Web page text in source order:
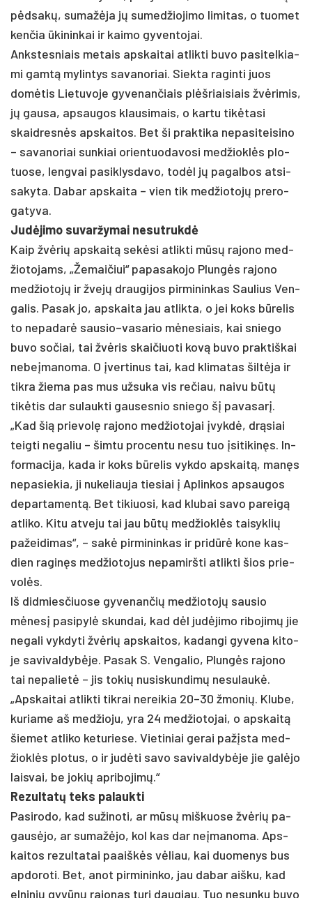
pėdsakų, su­mažė­ja jų su­med­žio­ji­mo li­mi­tas, o tuo­met
ken­čia ūki­nin­kai ir kai­mo gy­ven­to­jai.
Anks­tes­niais me­tais ap­skai­tai at­lik­ti bu­vo pa­si­tel­kia­
mi gamtą my­lin­tys sa­va­no­riai. Siek­ta ra­gin­ti juos
domė­tis Lie­tu­vo­je gy­ve­nan­čiais plėšriai­siais žvėri­mis,
jų gau­sa, ap­sau­gos klau­si­mais, o kar­tu tikė­ta­si
skaid­resnės ap­skai­tos. Bet ši pra­kti­ka ne­pa­si­tei­si­no
– sa­va­no­riai sun­kiai orien­tuo­da­vo­si med­žioklės plo­
tuo­se, leng­vai pa­si­klys­da­vo, todėl jų pa­gal­bos at­si­
sa­ky­ta. Da­bar ap­skai­ta – vien tik med­žio­tojų pre­ro­
ga­ty­va.
Judė­ji­mo su­var­žy­mai ne­sut­rukdė
Kaip žvėrių ap­skaitą sekė­si at­lik­ti mūsų ra­jo­no med­
žio­to­jams, „Že­mai­čiui“ pa­pa­sa­ko­jo Plungės ra­jo­no
med­žio­tojų ir žvejų drau­gi­jos pir­mi­nin­kas Sau­lius Ven­
ga­lis. Pa­sak jo, ap­skai­ta jau at­lik­ta, o jei koks būre­lis
to ne­pa­darė sausio–vasario mėne­siais, kai snie­go
bu­vo so­čiai, tai žvėris skai­čiuo­ti kovą bu­vo pra­ktiš­kai
ne­beį­ma­no­ma. O įver­ti­nus tai, kad kli­ma­tas šiltė­ja ir
tik­ra žie­ma pas mus už­su­ka vis re­čiau, nai­vu būtų
tikė­tis dar su­lauk­ti gau­ses­nio snie­go šį pa­va­sarį.
„Kad šią prie­volę ra­jo­no med­žio­to­jai įvykdė, drąsiai
teig­ti ne­ga­liu – šim­tu pro­cen­tu ne­su tuo įsi­ti­kinęs. In­
for­ma­ci­ja, ka­da ir koks būre­lis vyk­do ap­skaitą, manęs
ne­pa­sie­kia, ji nu­ke­liau­ja tie­siai į Ap­lin­kos ap­sau­gos
de­par­ta­mentą. Bet ti­kiuo­si, kad klu­bai sa­vo pa­reigą
at­li­ko. Ki­tu at­ve­ju tai jau būtų med­žioklės tai­syk­lių
pa­žei­di­mas“, – sakė pir­mi­nin­kas ir pri­dūrė ko­ne kas­
dien ra­ginęs med­žio­to­jus ne­pa­mirš­ti at­lik­ti šios prie­
volės.
Iš did­mies­čiuo­se gy­ve­nan­čių med­žio­tojų sau­sio
mėnesį pa­si­pylė skun­dai, kad dėl judė­ji­mo ri­bo­jimų jie
ne­ga­li vyk­dy­ti žvėrių ap­skai­tos, ka­dan­gi gy­ve­na ki­to­
je sa­vi­val­dybė­je. Pa­sak S. Ven­ga­lio, Plungės ra­jo­no
tai ne­pa­lietė – jis to­kių nu­si­skun­dimų ne­su­laukė.
„Aps­kai­tai at­lik­ti tik­rai ne­rei­kia 20–30 žmo­nių. Klu­be,
ku­ria­me aš med­žio­ju, yra 24 med­žio­to­jai, o ap­skaitą
šie­met at­li­ko ke­tu­rie­se. Vie­ti­niai ge­rai pa­žįsta med­
žioklės plo­tus, o ir judė­ti sa­vo sa­vi­val­dybė­je jie galė­jo
lais­vai, be jo­kių ap­ri­bo­jimų.“
Re­zul­tatų teks pa­lauk­ti
Pa­si­ro­do, kad su­ži­no­ti, ar mūsų miš­kuo­se žvėrių pa­
gausė­jo, ar su­mažė­jo, kol kas dar ne­įma­no­ma. Aps­
kai­tos re­zul­ta­tai paaiškės vėliau, kai duo­me­nys bus
ap­do­ro­ti. Bet, anot pir­mi­nin­ko, jau da­bar aiš­ku, kad
el­ni­nių gyvūnų ra­jo­nas tu­ri dau­giau. Tuo ne­sun­ku bu­vo